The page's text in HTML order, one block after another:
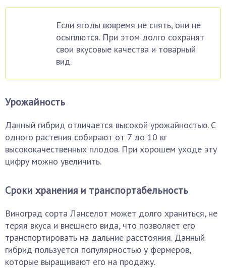
Если ягоды вовремя не снять, они не
осыплются. При этом долго сохранят
свои вкусовые качества и товарный
вид.
Урожайность
Данный гибрид отличается высокой урожайностью. С
одного растения собирают от 7 до 10 кг
высококачественных плодов. При хорошем уходе эту
цифру можно увеличить.
Сроки хранения и транспортабельность
Виноград сорта Ланселот может долго храниться, не
теряя вкуса и внешнего вида, что позволяет его
транспортировать на дальние расстояния. Данный
гибрид пользуется популярностью у фермеров,
которые выращивают его на продажу.